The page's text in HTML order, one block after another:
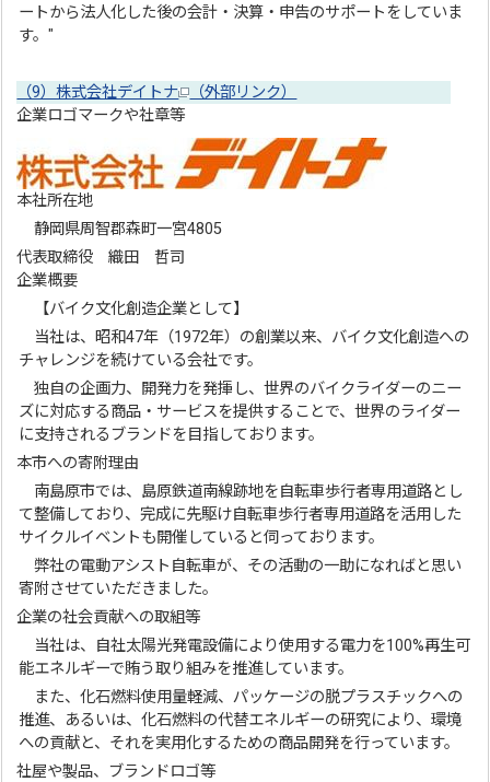
ートから法人化した後の会計・決算・申告のサポートをしていま
す。"
（9）株式会社デイトナ
（外部リンク）
企業ロゴマークや社章等
本社所在地
静岡県周智郡森町一宮4805
代表取締役 織田 哲司
企業概要
【バイク文化創造企業として】
当社は、昭和47年（1972年）の創業以来、バイク文化創造への
チャレンジを続けている会社です。
独自の企画力、開発力を発揮し、世界のバイクライダーのニー
ズに対応する商品・サービスを提供することで、世界のライダー
に支持されるブランドを目指しております。
本市への寄附理由
南島原市では、島原鉄道南線跡地を自転車歩行者専用道路とし
て整備しており、完成に先駆け自転車歩行者専用道路を活用した
サイクルイベントも開催していると伺っております。
弊社の電動アシスト自転車が、その活動の一助になればと思い
寄附させていただきました。
企業の社会貢献への取組等
当社は、自社太陽光発電設備により使用する電力を100%再生可
能エネルギーで賄う取り組みを推進しています。
また、化石燃料使用量軽減、パッケージの脱プラスチックへの
推進、あるいは、化石燃料の代替エネルギーの研究により、環境
への貢献と、それを実用化するための商品開発を行っています。
社屋や製品、ブランドロゴ等